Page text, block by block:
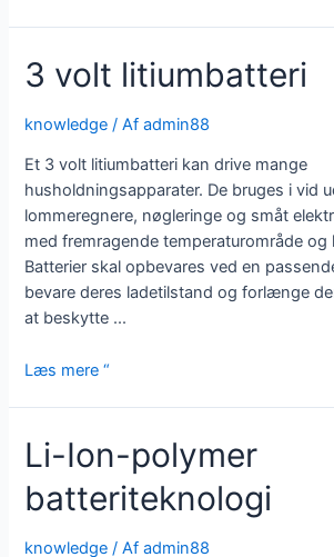
A
Lithium-
batterier
3 volt litiumbatteri
knowledge / Afadmin88
Et 3 volt litiumbatteri kan drive mange
husholdningsapparater. De bruges i vid
lommeregnere, nøgleringe og småt
med fremragende temperaturområde og
Batterier skal opbevares ved en
bevare deres ladetilstand og forlænge
at beskytte ...
3
Læs mere “
Li-Ion-polymer
batteriteknologi
knowledge / Afadmin88